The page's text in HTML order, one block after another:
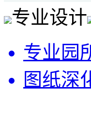
专业设计
专业园
图纸深